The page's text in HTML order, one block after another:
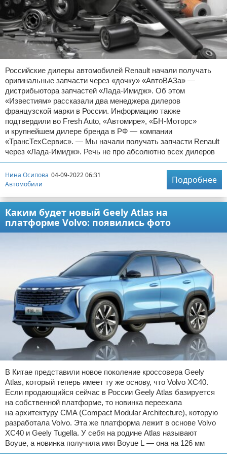
Российские дилеры автомобилей Renault начали получать
оригинальные запчасти через «дочку» «АвтоВАЗа» —
дистрибьютора запчастей «Лада-Имидж». Об этом
«Известиям» рассказали два менеджера дилеров
французской марки в России. Информацию также
подтвердили во Fresh Auto, «Автомире», «БН-Моторс»
и крупнейшем дилере бренда в РФ — компании
«ТрансТехСервис». — Мы начали получать запчасти Renault
через «Лада-Имидж». Речь не про абсолютно всех дилеров
Нина Осипова 04-09-2022 06:31
Автомобили
Подробнее
Каким будет новый Geely Atlas на
платформе Volvo: появились фото
В Китае представили новое поколение кроссовера Geely
Atlas, который теперь имеет ту же основу, что Volvo XC40.
Если продающийся сейчас в России Geely Atlas базируется
на собственной платформе, то новинка переехала
на архитектуру CMA (Compact Modular Architecture), которую
разработала Volvo. Эта же платформа лежит в основе Volvo
XC40 и Geely Tugella. У себя на родине Atlas называют
Boyue, а новинка получила имя Boyue L — она на 126 мм